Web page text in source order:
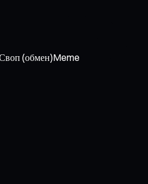
(обмен)Meme